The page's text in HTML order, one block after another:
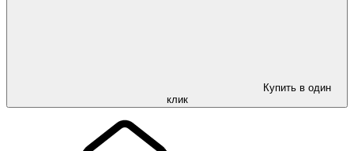
Купить в один
клик